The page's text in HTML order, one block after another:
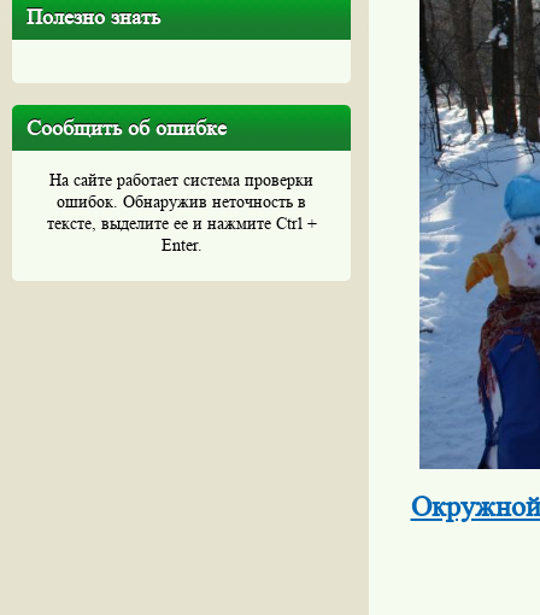
Полезно знать
Сообщить об ошибке
На сайте работает система проверки
ошибок. Обнаружив неточность в
тексте, выделите ее и нажмите Ctrl +
Enter.
Окружной